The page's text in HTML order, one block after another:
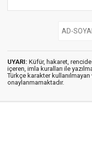
UYARI: Küfür, hakaret,
içeren, imla kuralları ile
Türkçe karakter
onaylanmamaktadır.